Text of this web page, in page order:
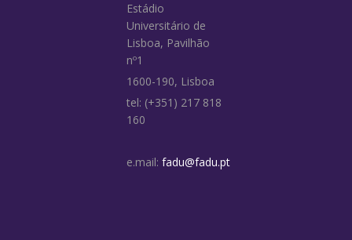
Estádio
Universitário de
Lisboa, Pavilhão
nº1
1600-190, Lisboa
tel: (+351) 217 818
160
e.mail: fadu@fadu.pt